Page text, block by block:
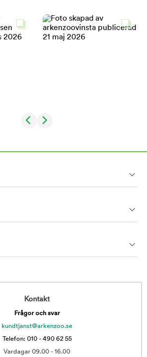
Kontakt
Frågor och svar
kundtjanst@arkenzoo.se
Telefon: 010 - 490 62 55
Vardagar 09.00 - 16.00